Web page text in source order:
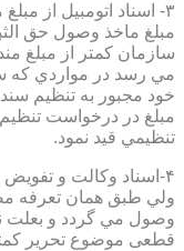
۳- اسناد اتومبيل از
مبلغ ماخذ وصول حق
سازمان كمتر از مبلغ
مي رسد در مواردي كه
خود مجبور به تنظيم
مبلغ در درخواست
تنظيمي قيد نمود.
۴-اسناد وكالت و
ولي طبق همان تعرفه
وصول مي گردد و بعلت
قطعی موضوع تحریر